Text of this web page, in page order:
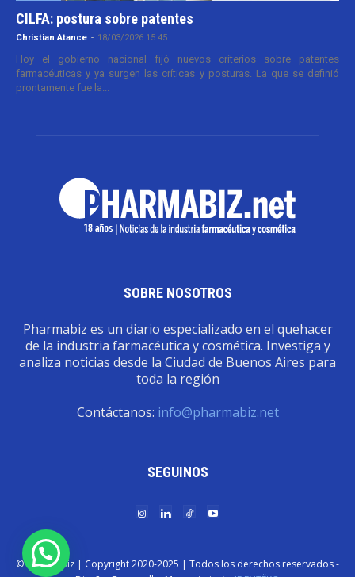
CILFA: postura sobre patentes
Christian Atance - 18/03/2026 15:45
Hoy el gobierno nacional fijó nuevos criterios sobre patentes
farmacéuticas y ya surgen las críticas y posturas. La que se definió
prontamente fue la...
SOBRE NOSOTROS
Pharmabiz es un diario especializado en el quehacer
de la industria farmacéutica y cosmética. Investiga y
analiza noticias desde la Ciudad de Buenos Aires para
toda la región
Contáctanos: info@pharmabiz.net
SEGUINOS
© Pharmabiz | Copyrıght 2020-2025 | Todos los derechos reservados -